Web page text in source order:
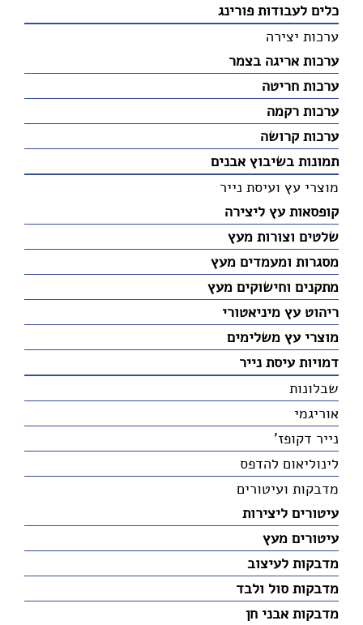
כלים לעבודות פורינג
ערכות יצירה
ערכות אריגה בצמר
ערכות חריטה
ערכות רקמה
ערכות קרושה
תמונות בשיבוץ אבנים
מוצרי עץ ועיסת נייר
קופסאות עץ ליצירה
שלטים וצורות מעץ
מסגרות ומעמדים מעץ
מתקנים וחישוקים מעץ
ריהוט עץ מיניאטורי
מוצרי עץ משלימים
דמויות עיסת נייר
שבלונות
אוריגמי
נייר דקופז'
לינוליאום להדפס
מדבקות ועיטורים
עיטורים ליצירות
עיטורים מעץ
מדבקות לעיצוב
מדבקות סול ולבד
מדבקות אבני חן